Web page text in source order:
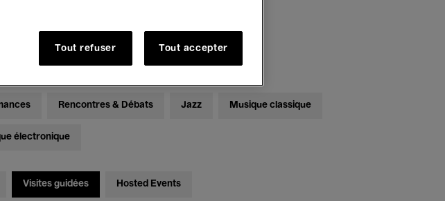
2026
Rencontres & Débats Jazz Musique classique
électronique
Visites guidées Hosted Events
Tout refuser Tout accepter